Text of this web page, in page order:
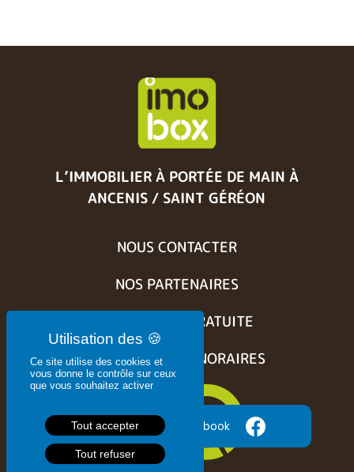
L’IMMOBILIER À PORTÉE DE MAIN À
ANCENIS / SAINT GÉRÉON
NOUS CONTACTER
NOS PARTENAIRES
ESTIMATION GRATUITE
BARÈME DES HONORAIRES
Suivez nous sur Facebook
Ce site utilise des cookies et
vous donne le contrôle sur ceux
que vous souhaitez activer
Tout accepter
Tout refuser